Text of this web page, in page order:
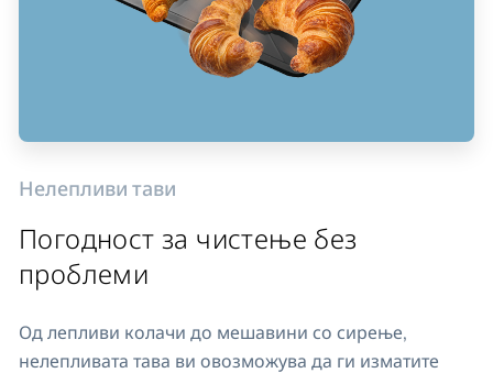
Нелепливи тави
Погодност за чистење без
проблеми
Од лепливи колачи до мешавини со сирење,
нелепливата тава ви овозможува да ги изматите